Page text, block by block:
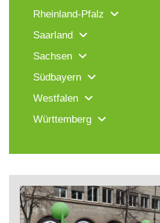
Rheinland-Pfalz
Saarland
Sachsen
Südbayern
Westfalen
Württemberg